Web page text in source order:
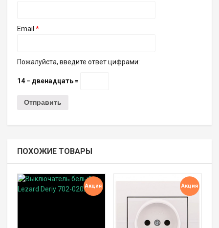
Email *
Пожалуйста, введите ответ цифрами:
14 − двенадцать =
ПОХОЖИЕ ТОВАРЫ
Акция Акция